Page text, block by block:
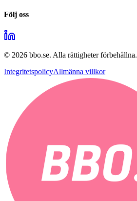
Följ oss
© 2026 bbo.se. Alla rättigheter förbehållna.
IntegritetspolicyAllmänna villkor